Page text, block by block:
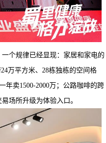
个规律已经显现：家居和家电的
万平方米、28栋独栋的空间格
年卖1500-2000万；公路咖啡的跨
场所升级为体验入口。